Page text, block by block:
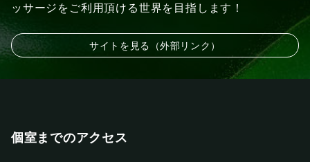
ッサージをご利用頂ける世界を目指します！
サイトを見る（外部リンク）
個室までのアクセス